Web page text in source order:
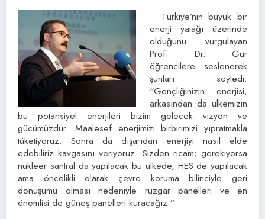
Türkiye’nin büyük bir
enerji yatağı üzerinde
olduğunu vurgulayan
Prof. Dr. Gür
öğrencilere seslenerek
şunları söyledi:
“Gençliğinizin enerjisi,
arkasından da ülkemizin
bu potansiyel enerjileri bizim gelecek vizyon ve
gücümüzdür. Maalesef enerjimizi birbirimizi yıpratmakla
tüketiyoruz. Sonra da dışarıdan enerjiyi nasıl elde
edebiliriz kavgasını veriyoruz. Sizden ricam; gerekiyorsa
nükleer santral da yapılacak bu ülkede, HES de yapılacak
ama öncelikli olarak çevre koruma bilinciyle geri
dönüşümü olması nedeniyle rüzgar panelleri ve en
önemlisi de güneş panelleri kuracağız.”